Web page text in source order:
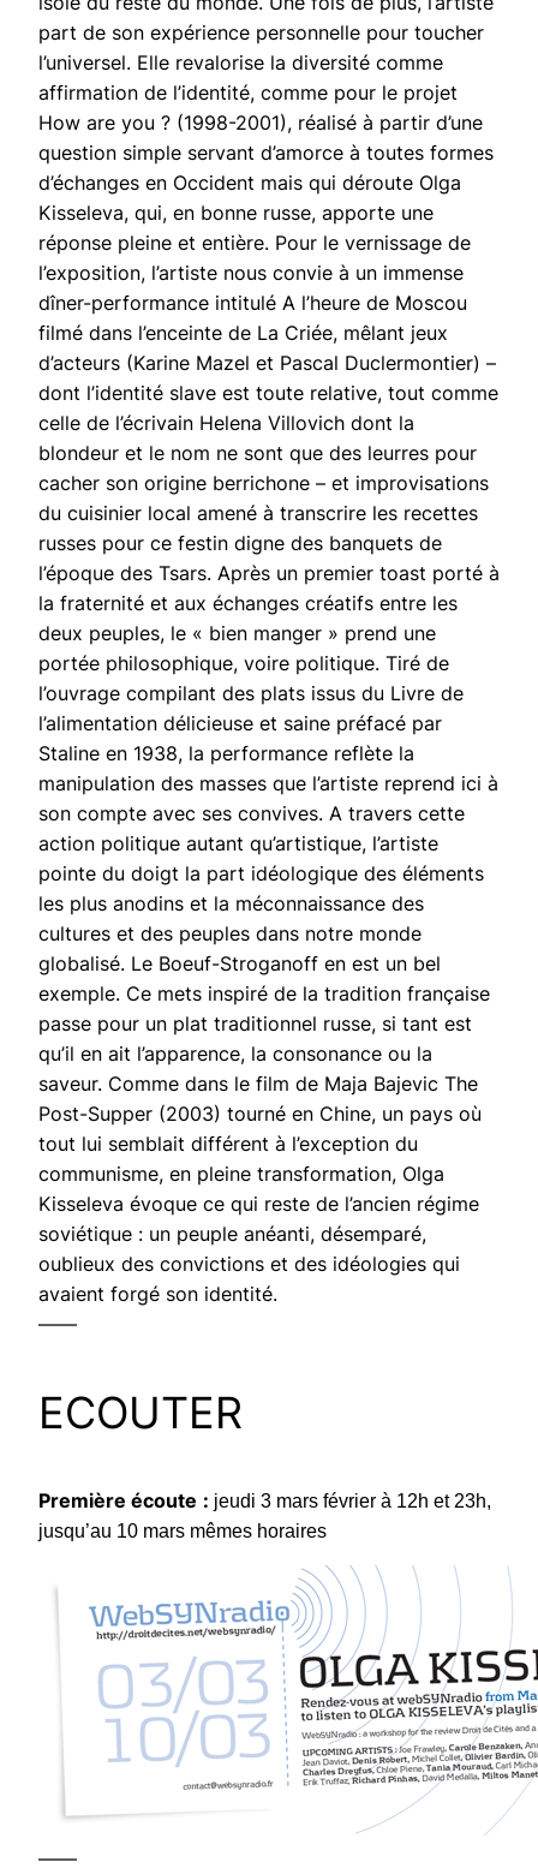
part de son expérience personnelle pour toucher
l’universel. Elle revalorise la diversité comme
affirmation de l’identité, comme pour le projet
How are you ? (1998-2001), réalisé à partir d’une
question simple servant d’amorce à toutes formes
d’échanges en Occident mais qui déroute Olga
Kisseleva, qui, en bonne russe, apporte une
réponse pleine et entière. Pour le vernissage de
l’exposition, l’artiste nous convie à un immense
dîner-performance intitulé A l’heure de Moscou
filmé dans l’enceinte de La Criée, mêlant jeux
d’acteurs (Karine Mazel et Pascal Duclermontier) –
dont l’identité slave est toute relative, tout comme
celle de l’écrivain Helena Villovich dont la
blondeur et le nom ne sont que des leurres pour
cacher son origine berrichone – et improvisations
du cuisinier local amené à transcrire les recettes
russes pour ce festin digne des banquets de
l’époque des Tsars. Après un premier toast porté à
la fraternité et aux échanges créatifs entre les
deux peuples, le « bien manger » prend une
portée philosophique, voire politique. Tiré de
l’ouvrage compilant des plats issus du Livre de
l’alimentation délicieuse et saine préfacé par
Staline en 1938, la performance reflète la
manipulation des masses que l’artiste reprend ici à
son compte avec ses convives. A travers cette
action politique autant qu’artistique, l’artiste
pointe du doigt la part idéologique des éléments
les plus anodins et la méconnaissance des
cultures et des peuples dans notre monde
globalisé. Le Boeuf-Stroganoff en est un bel
exemple. Ce mets inspiré de la tradition française
passe pour un plat traditionnel russe, si tant est
qu’il en ait l’apparence, la consonance ou la
saveur. Comme dans le film de Maja Bajevic The
Post-Supper (2003) tourné en Chine, un pays où
tout lui semblait différent à l’exception du
communisme, en pleine transformation, Olga
Kisseleva évoque ce qui reste de l’ancien régime
soviétique : un peuple anéanti, désemparé,
oublieux des convictions et des idéologies qui
avaient forgé son identité.
——
ECOUTER
Première écoute : jeudi 3 mars février à 12h et 23h,
jusqu’au 10 mars mêmes horaires
——